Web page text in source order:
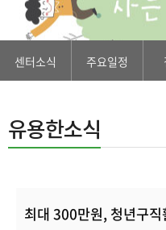
센터소식 주요일정
유용한소식
최대 300만원, 청년구